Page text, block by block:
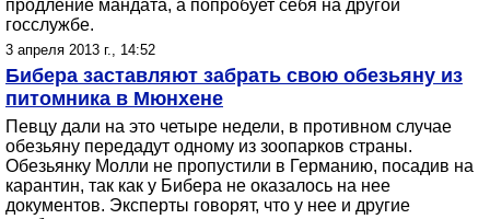
продление мандата, а попробует себя на другой
госслужбе.
3 апреля 2013 г., 14:52
Бибера заставляют забрать свою обезьяну из
питомника в Мюнхене
Певцу дали на это четыре недели, в противном случае
обезьяну передадут одному из зоопарков страны.
Обезьянку Молли не пропустили в Германию, посадив на
карантин, так как у Бибера не оказалось на нее
документов. Эксперты говорят, что у нее и другие